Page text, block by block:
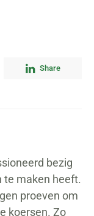
Share
bezig
maken heeft.
proeven om
koersen. Zo